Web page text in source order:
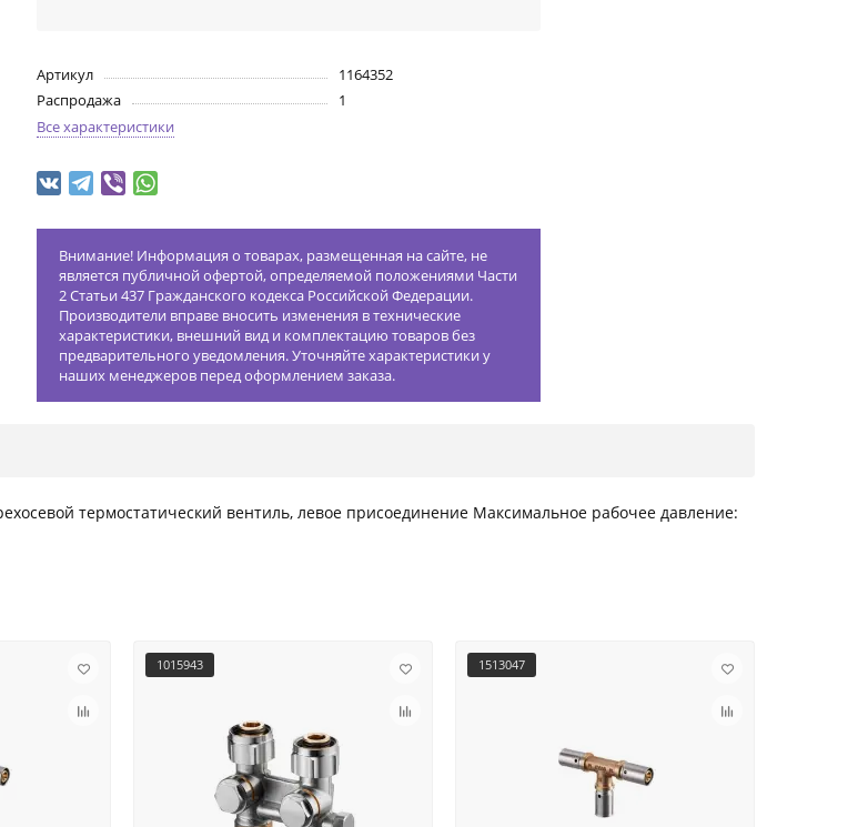
Артикул
1164352
Распродажа
1
Все характеристики
Внимание! Информация о товарах, размещенная на сайте, не
является публичной офертой, определяемой положениями Части
2 Статьи 437 Гражданского кодекса Российской Федерации.
Производители вправе вносить изменения в технические
характеристики, внешний вид и комплектацию товаров без
предварительного уведомления. Уточняйте характеристики у
наших менеджеров перед оформлением заказа.
термостатический вентиль, левое присоединение Максимальное рабочее давление:
1015943 1513047